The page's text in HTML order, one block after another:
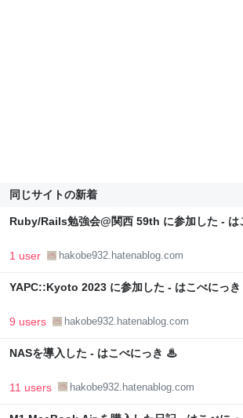
同じサイトの新着
Ruby/Rails勉強会@関西 59th に参加した -
1 user hakobe932.hatenablog.com
YAPC::Kyoto 2023 に参加した - はこべにっ
9 users hakobe932.hatenablog.com
NASを導入した - はこべにっき ♨
11 users hakobe932.hatenablog.com